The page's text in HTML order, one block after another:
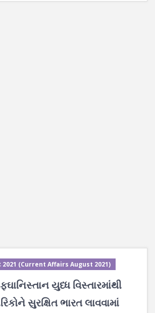
(Current Affairs August 2021)
યુધ્ધ વિસ્તારમાંથી
સુરક્ષિત ભારત લાવવામાં